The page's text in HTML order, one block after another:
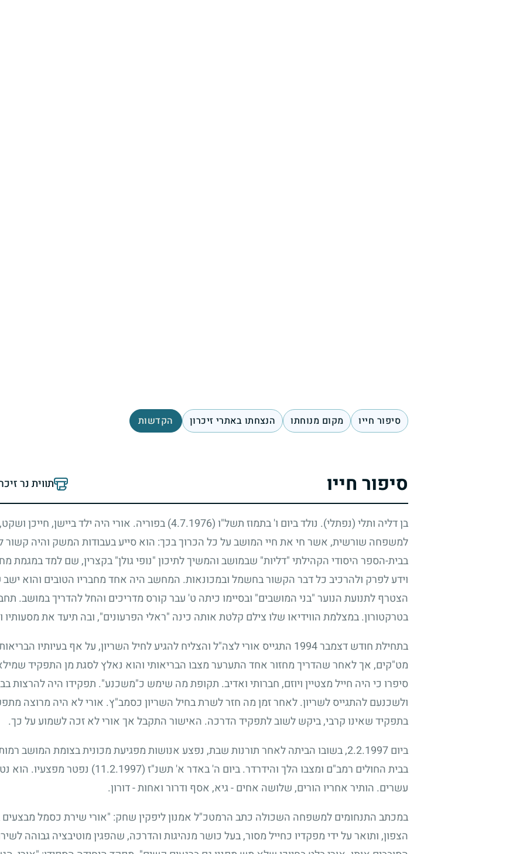
סיפור חייו מקום מנוחתו הנצחתו באתרי זיכרון הקדשות
סיפור חייו תווית נר
בן דליה ותלי (נפתלי). נולד ביום ו' בתמוז תשל"ו (4.7.1976)
בפוריה. אורי היה ילד ביישן, חייכן
למשפחה שורשית, אשר חי את חיי המושב על כל הכרוך בכך: הוא סייע בעבודות המשק והיה קשור
בבית-הספר היסודי הקהילתי "דליות" שבמושב והמשיך לתיכון "נופי גולן" בקצרין, שם למד במגמת
וידע לפרק ולהרכיב כל דבר הקשור בחשמל ובמכונאות. המחשב היה אחד מחבריו הטובים והוא
הצטרף לתנועת הנוער "בני המושבים" ובסיימו כיתה ט' עבר קורס מדריכים והחל להדריך במושב.
בטרקטורון. במצלמת הווידיאו שלו צילם קלטת אותה כינה "ראלי הפרעונים", ובה תיעד את מסעותיו
בתחילת חודש דצמבר1994 התגייס אורי לצה"ל והצליח להגיע לחיל השריון, על אף בעיותיו
מט"קים, אך לאחר שהדריך מחזור אחד התערער מצבו הבריאותי והוא נאלץ לסגת מן התפקיד
סיפרו כי היה חייל מצטיין ויוזם, חברותי ואדיב. תקופת מה שימש כ"משכנע". תפקידו היה להרצות
ולשכנעם להתגייס לשריון. לאחר זמן מה חזר לשרת בחיל השריון כסמב"ץ. אורי לא היה מרוצה
בתפקיד שאינו קרבי, ביקש לשוב לתפקיד הדרכה. האישור התקבל אך אורי לא זכה לשמוע על כך.
ביום2.2.1997, בשובו הביתה לאחר תורנות שבת, נפצע אנושות מפגיעת מכונית בצומת המושב
בבית החולים רמב"ם ומצבו הלך והידרדר. ביום ה' באדר א' תשנ"ז(11.2.1997)
נפטר מפצעיו. הוא
עשרים. הותיר אחריו הורים, שלושה אחים - גיא, אסף ודרור ואחות - דורון.
במכתב התנחומים למשפחה השכולה כתב הרמטכ"ל אמנון ליפקין שחק: "אורי שירת כסמל
הצפון, ותואר על ידי מפקדיו כחייל מסור, בעל כושר מנהיגות והדרכה, שהפגין מוטיבציה גבוהה